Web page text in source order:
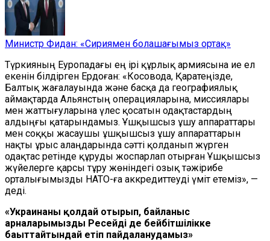
Министр Фидан: «Сириямен болашағымыз ортақ»
Түркияның Еуропадағы ең ірі құрлық армиясына ие ел
екенін білдірген Ердоған: «Косовода, Қаратеңізде,
Балтық жағалауында және басқа да географиялық
аймақтарда Альянстың операцияларына, миссиялары
мен жаттығуларына үлес қосатын одақтастардың
алдыңғы қатарындамыз. Ұшқышсыз ұшу аппараттары
мен соққы жасаушы ұшқышсыз ұшу аппараттарын
нақты ұрыс алаңдарында сәтті қолданып жүрген
одақтас ретінде құруды жоспарлап отырған Ұшқышсыз
жүйелерге қарсы тұру жөніндегі озық тәжірибе
орталығымызды НАТО-ға аккредиттеуді үміт етеміз», —
деді.
«Украинаны қолдай отырып, байланыс
арналарымызды Ресейді де бейбітшілікке
бағыттайтындай етіп пайдаланудамыз»